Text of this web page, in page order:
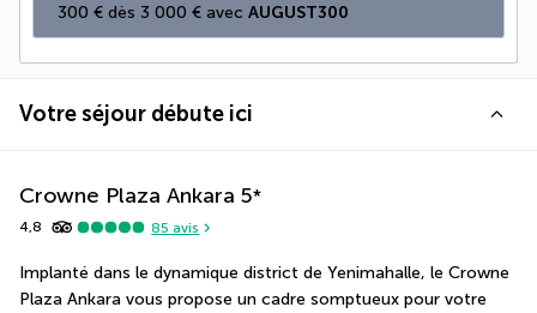
300 € dès 3 000 € avec AUGUST300
Votre séjour débute ici
Crowne Plaza Ankara 5*
4,8 85 avis
Implanté dans le dynamique district de Yenimahalle, le Crowne
Plaza Ankara vous propose un cadre somptueux pour votre